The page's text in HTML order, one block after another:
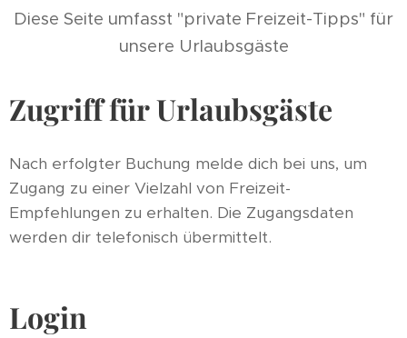
Diese Seite umfasst "private Freizeit-Tipps" für
unsere Urlaubsgäste
Zugriff für Urlaubsgäste
Nach erfolgter Buchung melde dich bei uns, um
Zugang zu einer Vielzahl von Freizeit-
Empfehlungen zu erhalten. Die Zugangsdaten
werden dir telefonisch übermittelt.
Login